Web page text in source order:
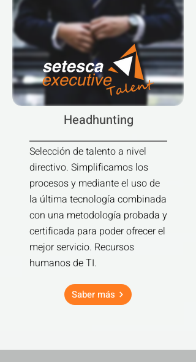
Headhunting
Selección de talento a nivel
directivo. Simplificamos los
procesos y mediante el uso de
la última tecnología combinada
con una metodología probada y
certificada para poder ofrecer el
mejor servicio. Recursos
humanos de TI.
Saber más